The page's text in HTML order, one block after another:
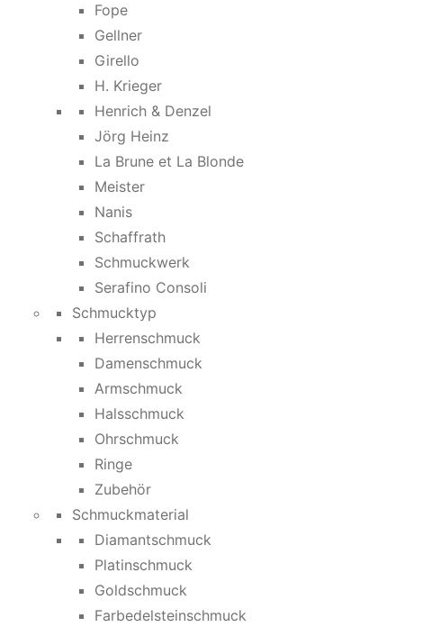
Fope
Gellner
Girello
H. Krieger
Henrich & Denzel
Jörg Heinz
La Brune et La Blonde
Meister
Nanis
Schaffrath
Schmuckwerk
Serafino Consoli
Schmucktyp
Herrenschmuck
Damenschmuck
Armschmuck
Halsschmuck
Ohrschmuck
Ringe
Zubehör
Schmuckmaterial
Diamantschmuck
Platinschmuck
Goldschmuck
Farbedelsteinschmuck